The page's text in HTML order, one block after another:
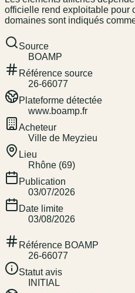
officielle rend exploitable pour
domaines sont indiqués
Source
BOAMP
Référence source
26-66077
Plateforme détectée
www.boamp.fr
Acheteur
Ville de Meyzieu
Lieu
Rhône (69)
Publication
03/07/2026
Date limite
03/08/2026
Référence BOAMP
26-66077
Statut avis
INITIAL